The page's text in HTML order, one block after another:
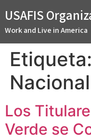
USAFIS
Work and Live in America
Etiqueta:
Los
Verde se